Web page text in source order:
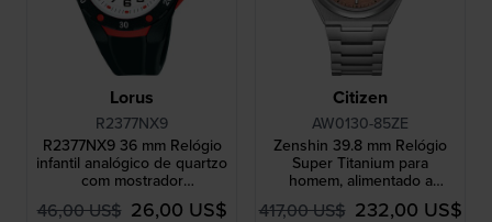
Lorus
R2377NX9
R2377NX9 36 mm Relógio
infantil analógico de quartzo
com mostrador
retroiluminado
46,00 US$ 26,00 US$
Citizen
AW0130-85ZE
Zenshin 39.8 mm Relógio
Super Titanium para
homem, alimentado a
energia solar, com data e
dia
417,00 US$ 232,00 US$